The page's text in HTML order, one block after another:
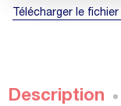
Télécharger le
Description